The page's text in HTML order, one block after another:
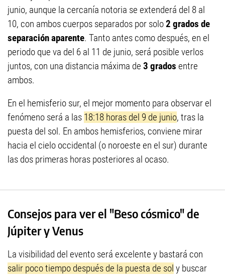
junio, aunque la cercanía notoria se extenderá del 8 al
10, con ambos cuerpos separados por solo2 grados de
separación aparente. Tanto antes como después, en el
periodo que va del 6 al 11 de junio, será posible verlos
juntos, con una distancia máxima de 3 grados entre
ambos.
En el hemisferio sur, el mejor momento para observar el
fenómeno será a las 18:18 horas del 9 de junio, tras la
puesta del sol. En ambos hemisferios, conviene mirar
hacia el cielo occidental (o noroeste en el sur) durante
las dos primeras horas posteriores al ocaso.
Consejos para ver el "Beso cósmico" de
Júpiter y Venus
La visibilidad del evento será excelente y bastará con
salir poco tiempo después de la puesta de sol y buscar